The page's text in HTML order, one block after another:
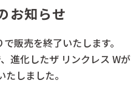
部門 3位
メ 美容液部門 2位
ンケア部門 アンチエイジング美容
お知らせ
販売を終了いたします。
進化したザ リンクレス Wが
しました。